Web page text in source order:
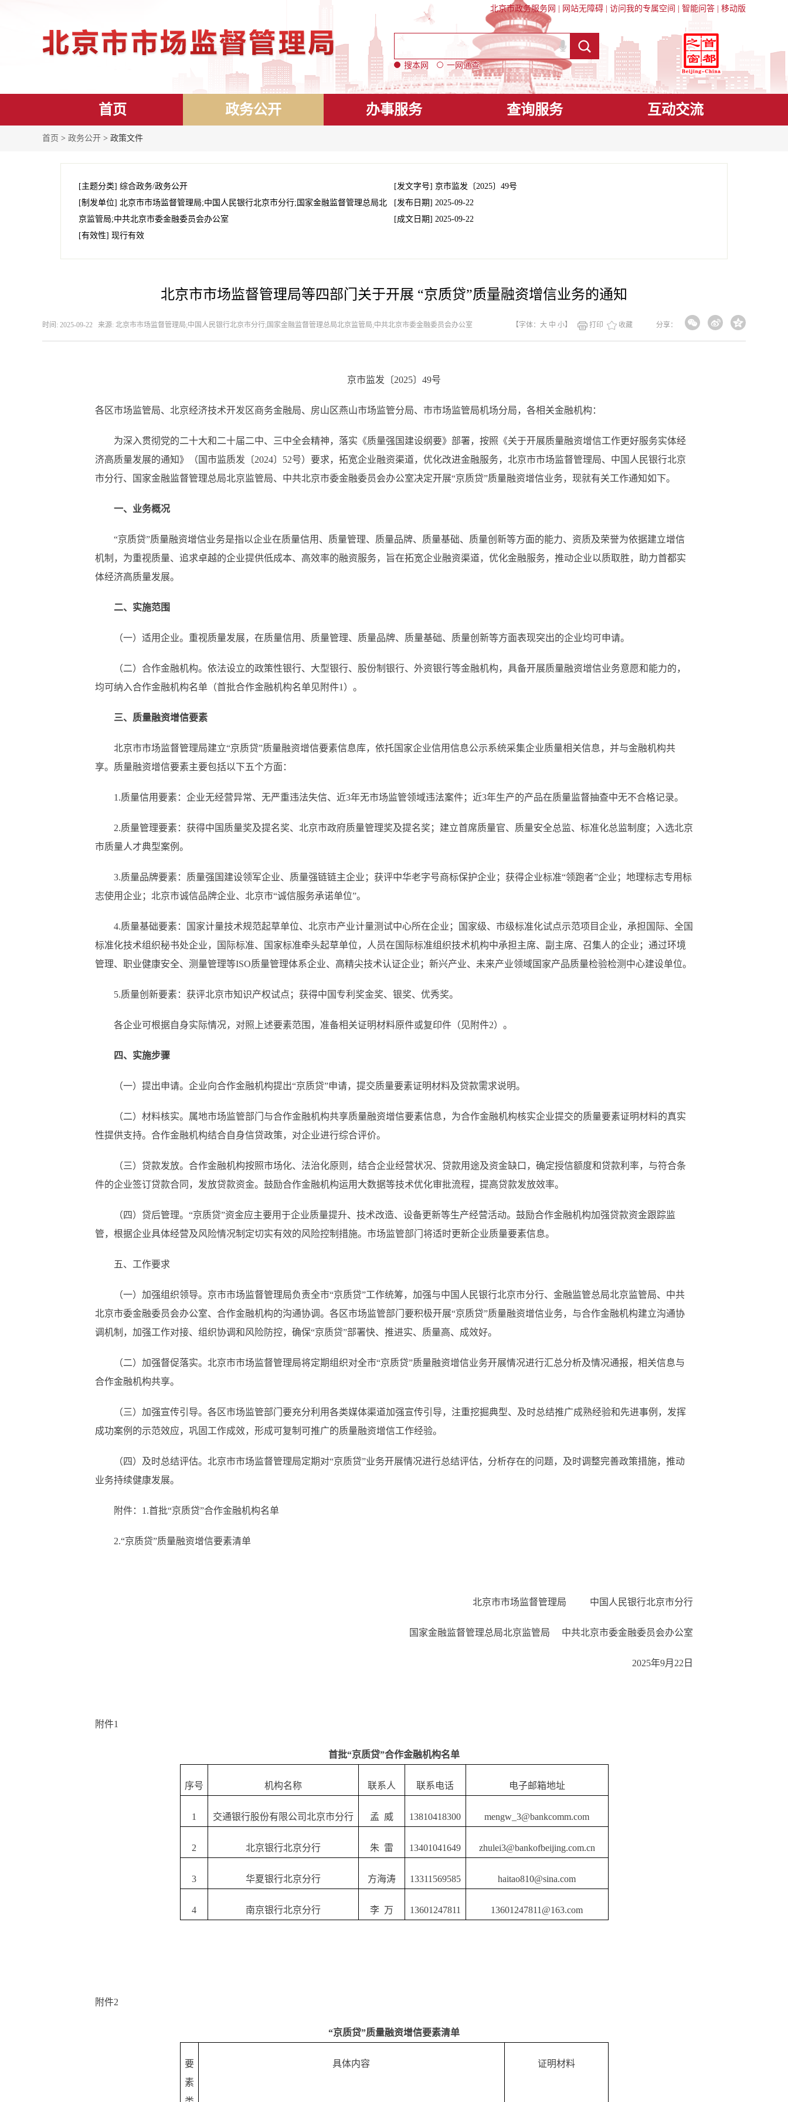
北京市政务服务网 网站无障碍 访问我的专属空间 智能问答 移动版
搜本网 一网通查
首页 政务公开 办事服务 查询服务 互动交流
首页 > 政务公开 > 政策文件
[主题分类] 综合政务/政务公开 [发文字号] 京市监发 〔2025〕 49号
[制发单位] 北京市市场监督管理局;中国人民银行北京市分行;国家金融监督管理总局北
京监管局;中共北京市委金融委员会办公室
[发布日期] 2025-09-22
[成文日期] 2025-09-22
[有效性] 现行有效
北京市市场监督管理局等四部门关于开展 “京质贷”质量融资增信业务的通知
时间: 2025-09-22 来源: 北京市市场监督管理局;中国人民银行北京市分行;国家金融监督管理总局北京监管局;中共北京市委金融委员会办公室 分享：
【字体： 大 中 小】 打印 收藏
京市监发〔2025〕49号
各区市场监管局、北京经济技术开发区商务金融局、房山区燕山市场监管分局、市市场监管局机场分局，各相关金融机构：
为深入贯彻党的二十大和二十届二中、三中全会精神，落实《质量强国建设纲要》部署，按照《关于开展质量融资增信工作更好服务实体经
济高质量发展的通知》（国市监质发〔2024〕52号）要求，拓宽企业融资渠道，优化改进金融服务，北京市市场监督管理局、中国人民银行北京
市分行、国家金融监督管理总局北京监管局、中共北京市委金融委员会办公室决定开展“京质贷”质量融资增信业务，现就有关工作通知如下。
一、业务概况
“京质贷”质量融资增信业务是指以企业在质量信用、质量管理、质量品牌、质量基础、质量创新等方面的能力、资质及荣誉为依据建立增信
机制，为重视质量、追求卓越的企业提供低成本、高效率的融资服务，旨在拓宽企业融资渠道，优化金融服务，推动企业以质取胜，助力首都实
体经济高质量发展。
二、实施范围
（一）适用企业。重视质量发展，在质量信用、质量管理、质量品牌、质量基础、质量创新等方面表现突出的企业均可申请。
（二）合作金融机构。依法设立的政策性银行、大型银行、股份制银行、外资银行等金融机构，具备开展质量融资增信业务意愿和能力的，
均可纳入合作金融机构名单（首批合作金融机构名单见附件1）。
三、质量融资增信要素
北京市市场监督管理局建立“京质贷”质量融资增信要素信息库，依托国家企业信用信息公示系统采集企业质量相关信息，并与金融机构共
享。质量融资增信要素主要包括以下五个方面：
1.质量信用要素：企业无经营异常、无严重违法失信、近3年无市场监管领域违法案件；近3年生产的产品在质量监督抽查中无不合格记录。
2.质量管理要素：获得中国质量奖及提名奖、北京市政府质量管理奖及提名奖；建立首席质量官、质量安全总监、标准化总监制度；入选北京
市质量人才典型案例。
3.质量品牌要素：质量强国建设领军企业、质量强链链主企业；获评中华老字号商标保护企业；获得企业标准“领跑者”企业；地理标志专用标
志使用企业；北京市诚信品牌企业、北京市“诚信服务承诺单位”。
4.质量基础要素：国家计量技术规范起草单位、北京市产业计量测试中心所在企业；国家级、市级标准化试点示范项目企业，承担国际、全国
标准化技术组织秘书处企业，国际标准、国家标准牵头起草单位，人员在国际标准组织技术机构中承担主席、副主席、召集人的企业；通过环境
管理、职业健康安全、测量管理等ISO质量管理体系企业、高精尖技术认证企业；新兴产业、未来产业领域国家产品质量检验检测中心建设单位。
5.质量创新要素：获评北京市知识产权试点；获得中国专利奖金奖、银奖、优秀奖。
各企业可根据自身实际情况，对照上述要素范围，准备相关证明材料原件或复印件（见附件2）。
四、实施步骤
（一）提出申请。企业向合作金融机构提出“京质贷”申请，提交质量要素证明材料及贷款需求说明。
（二）材料核实。属地市场监管部门与合作金融机构共享质量融资增信要素信息，为合作金融机构核实企业提交的质量要素证明材料的真实
性提供支持。合作金融机构结合自身信贷政策，对企业进行综合评价。
（三）贷款发放。合作金融机构按照市场化、法治化原则，结合企业经营状况、贷款用途及资金缺口，确定授信额度和贷款利率，与符合条
件的企业签订贷款合同，发放贷款资金。鼓励合作金融机构运用大数据等技术优化审批流程，提高贷款发放效率。
（四）贷后管理。“京质贷”资金应主要用于企业质量提升、技术改造、设备更新等生产经营活动。鼓励合作金融机构加强贷款资金跟踪监
管，根据企业具体经营及风险情况制定切实有效的风险控制措施。市场监管部门将适时更新企业质量要素信息。
五、工作要求
（一）加强组织领导。京市市场监督管理局负责全市“京质贷”工作统筹，加强与中国人民银行北京市分行、金融监管总局北京监管局、中共
北京市委金融委员会办公室、合作金融机构的沟通协调。各区市场监管部门要积极开展“京质贷”质量融资增信业务，与合作金融机构建立沟通协
调机制，加强工作对接、组织协调和风险防控，确保“京质贷”部署快、推进实、质量高、成效好。
（二）加强督促落实。北京市市场监督管理局将定期组织对全市“京质贷”质量融资增信业务开展情况进行汇总分析及情况通报，相关信息与
合作金融机构共享。
（三）加强宣传引导。各区市场监管部门要充分利用各类媒体渠道加强宣传引导，注重挖掘典型、及时总结推广成熟经验和先进事例，发挥
成功案例的示范效应，巩固工作成效，形成可复制可推广的质量融资增信工作经验。
（四）及时总结评估。北京市市场监督管理局定期对“京质贷”业务开展情况进行总结评估，分析存在的问题，及时调整完善政策措施，推动
业务持续健康发展。
附件：1.首批“京质贷”合作金融机构名单
2.“京质贷”质量融资增信要素清单
北京市市场监督管理局 中国人民银行北京市分行
国家金融监督管理总局北京监管局 中共北京市委金融委员会办公室
2025年9月22日
附件1
首批“京质贷”合作金融机构名单
序号 机构名称 联系人 联系电话 电子邮箱地址
1 交通银行股份有限公司北京市分行 孟 威 13810418300 mengw_3@bankcomm.com
2 北京银行北京分行 朱 雷 13401041649 zhulei3@bankofbeijing.com.cn
3 华夏银行北京分行 方海涛 13311569585 haitao810@sina.com
4 南京银行北京分行 李 万 13601247811 13601247811@163.com
附件2
“京质贷”质量融资增信要素清单
要
素
具体内容 证明材料